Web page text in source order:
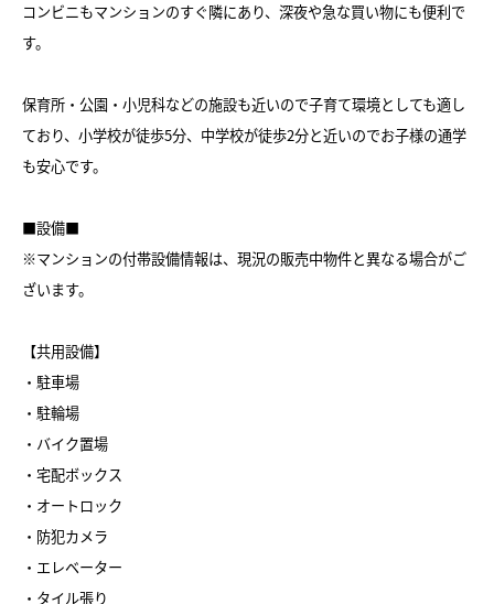
コンビニもマンションのすぐ隣にあり、深夜や急な買い物にも便利で
す。
保育所・公園・小児科などの施設も近いので子育て環境としても適し
ており、小学校が徒歩5分、中学校が徒歩2分と近いのでお子様の通学
も安心です。
■設備■
※マンションの付帯設備情報は、現況の販売中物件と異なる場合がご
ざいます。
【共用設備】
・駐車場
・駐輪場
・バイク置場
・宅配ボックス
・オートロック
・防犯カメラ
・エレベーター
・タイル張り